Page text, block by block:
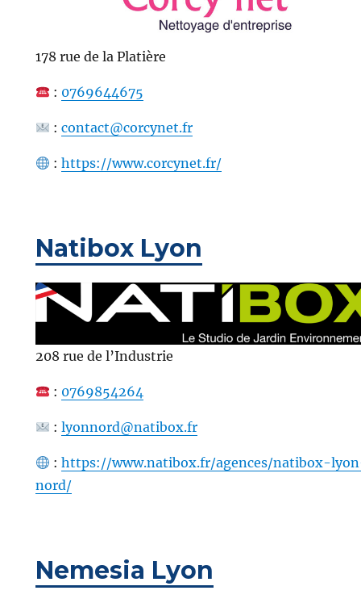
178 rue de la Platière
: 0769644675
:contact@corcynet.fr
:https://www.corcynet.fr/
Natibox Lyon
208 rue de l’Industrie
: 0769854264
:lyonnord@natibox.fr
:https://www.natibox.fr/agences/natibox-
nord/
Nemesia Lyon